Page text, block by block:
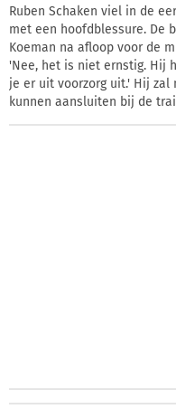
Ruben Schaken viel in de
met een hoofdblessure. De
Koeman na afloop voor de
'Nee, het is niet ernstig. Hij
je er uit voorzorg uit.' Hij zal
kunnen aansluiten bij de